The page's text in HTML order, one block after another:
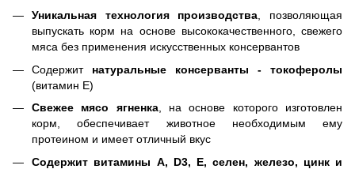
Уникальная технология производства, позволяющая
выпускать корм на основе высококачественного, свежего
мяса без применения искусственных консервантов
Содержит натуральные консерванты - токоферолы
(витамин Е)
Свежее мясо ягненка, на основе которого изготовлен
корм, обеспечивает животное необходимым ему
протеином и имеет отличный вкус
Содержит витамины А, D3, Е, селен, железо, цинк и